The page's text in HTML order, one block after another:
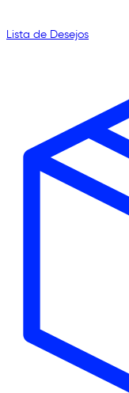
Lista de Desejos